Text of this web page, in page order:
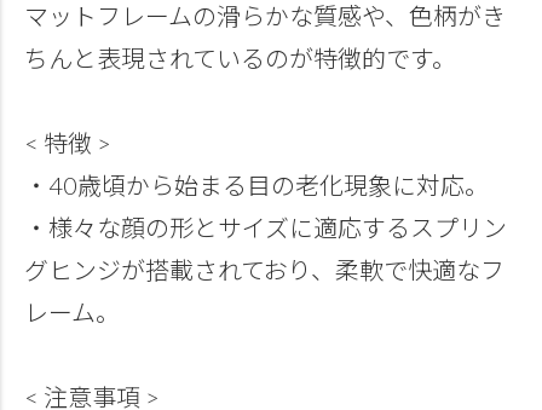
マットフレームの滑らかな質感や、色柄がき
ちんと表現されているのが特徴的です。
< 特徴 >
・40歳頃から始まる目の老化現象に対応。
・様々な顔の形とサイズに適応するスプリン
グヒンジが搭載されており、柔軟で快適なフ
レーム。
< 注意事項 >